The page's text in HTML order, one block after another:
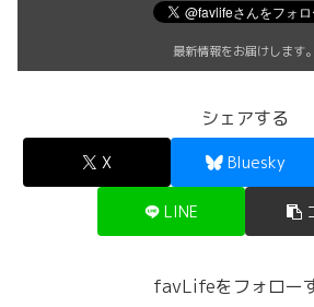
最新情報をお届けします。
シェアする
X Bluesky
LINE
favLifeをフォロー